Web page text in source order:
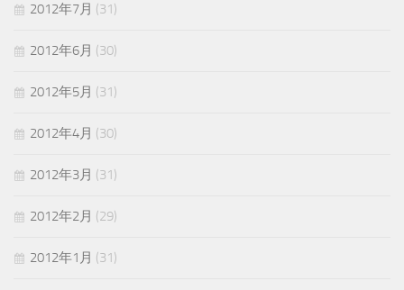
2012年7月 (31)
2012年6月 (30)
2012年5月 (31)
2012年4月 (30)
2012年3月 (31)
2012年2月 (29)
2012年1月 (31)